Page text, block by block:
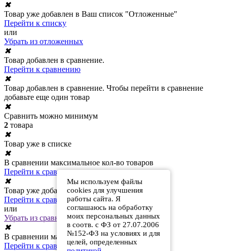
Мы используем файлы
cookies для улучшения
работы сайта. Я
соглашаюсь на обработку
моих персональных данных
в соотв. с ФЗ от 27.07.2006
№152-ФЗ на условиях и для
целей, определенных
✖
Товар уже добавлен в Ваш список "Отложенные"
Перейти к списку
или
Убрать из отложенных
✖
Товар добавлен в сравнение.
Перейти к сравнению
✖
Товар добавлен в сравнение. Чтобы перейти в сравнение
добавьте еще один товар
✖
Сравнить можно минимум
2 товара
✖
Товар уже в списке
✖
В сравнении максимальное кол-во товаров
Перейти к сравнению
✖
Товар уже добавлен в сравнение
Перейти к сравнению
или
Убрать из сравнения
✖
В сравнении максимальное кол-во товаров
Перейти к сравнению